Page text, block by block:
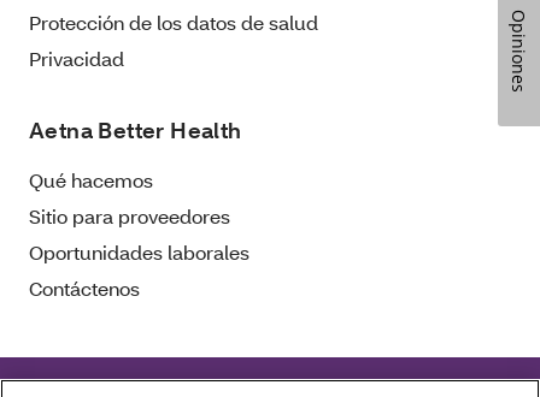
Protección de los datos de salud
Privacidad
Aetna Better Health
Qué hacemos
Sitio para proveedores
Oportunidades laborales
Contáctenos
Opiniones